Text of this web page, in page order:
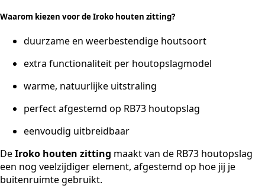
Waarom kiezen voor de Iroko houten zitting?
duurzame en weerbestendige houtsoort
extra functionaliteit per houtopslagmodel
warme, natuurlijke uitstraling
perfect afgestemd op RB73 houtopslag
eenvoudig uitbreidbaar
DeIroko houten zitting maakt van de RB73 houtopslag
een nog veelzijdiger element, afgestemd op hoe jij je
buitenruimte gebruikt.